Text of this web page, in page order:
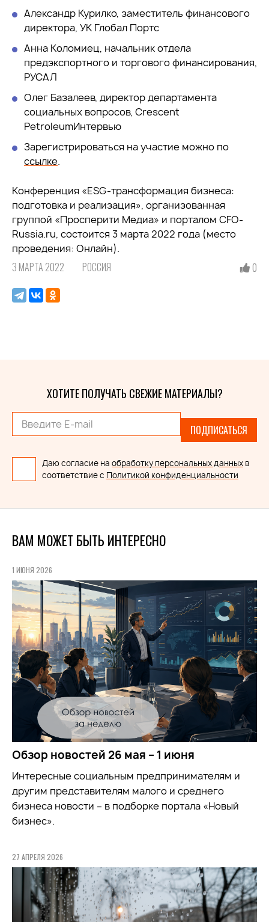
Александр Курилко, заместитель финансового
директора, УК Глобал Портс
Анна Коломиец, начальник отдела
предэкспортного и торгового финансирования,
РУСАЛ
Олег Базалеев, директор департамента
социальных вопросов, Crescent
PetroleumИнтервью
Зарегистрироваться на участие можно по
ссылке.
Конференция «ESG-трансформация бизнеса:
подготовка и реализация», организованная
группой «Просперити Медиа» и порталом CFO-
Russia.ru, состоится 3 марта 2022 года (место
проведения: Онлайн).
3 МАРТА 2022 РОССИЯ 0
ХОТИТЕ ПОЛУЧАТЬ СВЕЖИЕ МАТЕРИАЛЫ?
ПОДПИСАТЬСЯ
Даю согласие на обработку персональных данных в
соответствие с Политикой конфиденциальности
ВАМ МОЖЕТ БЫТЬ ИНТЕРЕСНО
1 ИЮНЯ 2026
Обзор новостей 26 мая – 1 июня
Интересные социальным предпринимателям и
другим представителям малого и среднего
бизнеса новости – в подборке портала «Новый
бизнес».
27 АПРЕЛЯ 2026